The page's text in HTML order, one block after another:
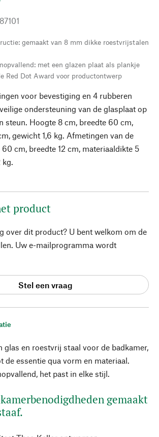
glas en roestvrij staal voor de badkamer,
de essentie qua vorm en materiaal.
het past in elke stijl.
gemaakt
87101
gemaakt van 8 mm dikke roestvrijstalen
met een glazen plaat als plankje
Red Dot Award voor productontwerp
voor bevestiging en 4 rubberen
ondersteuning van de glasplaat op
steun. Hoogte 8 cm, breedte 60 cm,
gewicht 1,6 kg. Afmetingen van de
cm, breedte 12 cm, materiaaldikte 5
kg.
product
over dit product? U bent welkom om de
Uw e-mailprogramma wordt
Stel een vraag